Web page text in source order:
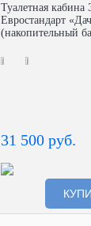
Туалетная кабина
Евростандарт
(накопительный
31 500 руб.